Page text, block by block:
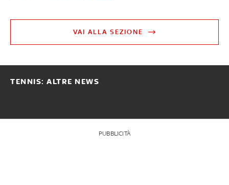
VAI ALLA SEZIONE
TENNIS: ALTRE NEWS
PUBBLICITÀ